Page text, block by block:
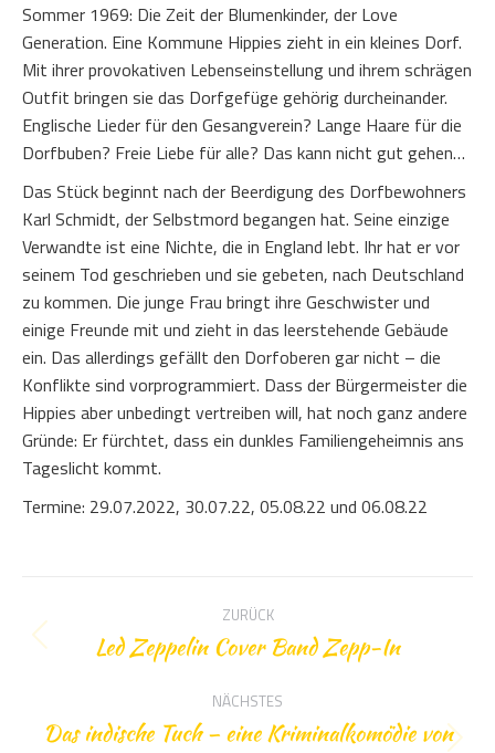
Sommer 1969: Die Zeit der Blumenkinder, der Love
Generation. Eine Kommune Hippies zieht in ein kleines Dorf.
Mit ihrer provokativen Lebenseinstellung und ihrem schrägen
Outfit bringen sie das Dorfgefüge gehörig durcheinander.
Englische Lieder für den Gesangverein? Lange Haare für die
Dorfbuben? Freie Liebe für alle? Das kann nicht gut gehen…
Das Stück beginnt nach der Beerdigung des Dorfbewohners
Karl Schmidt, der Selbstmord begangen hat. Seine einzige
Verwandte ist eine Nichte, die in England lebt. Ihr hat er vor
seinem Tod geschrieben und sie gebeten, nach Deutschland
zu kommen. Die junge Frau bringt ihre Geschwister und
einige Freunde mit und zieht in das leerstehende Gebäude
ein. Das allerdings gefällt den Dorfoberen gar nicht – die
Konflikte sind vorprogrammiert. Dass der Bürgermeister die
Hippies aber unbedingt vertreiben will, hat noch ganz andere
Gründe: Er fürchtet, dass ein dunkles Familiengeheimnis ans
Tageslicht kommt.
Termine: 29.07.2022, 30.07.22, 05.08.22 und 06.08.22
Kommentarnavigation
ZURÜCK
Vorheriger
Led Zeppelin Cover Band Zepp-In
NÄCHSTES
Das indische Tuch – eine Kriminalkomödie von